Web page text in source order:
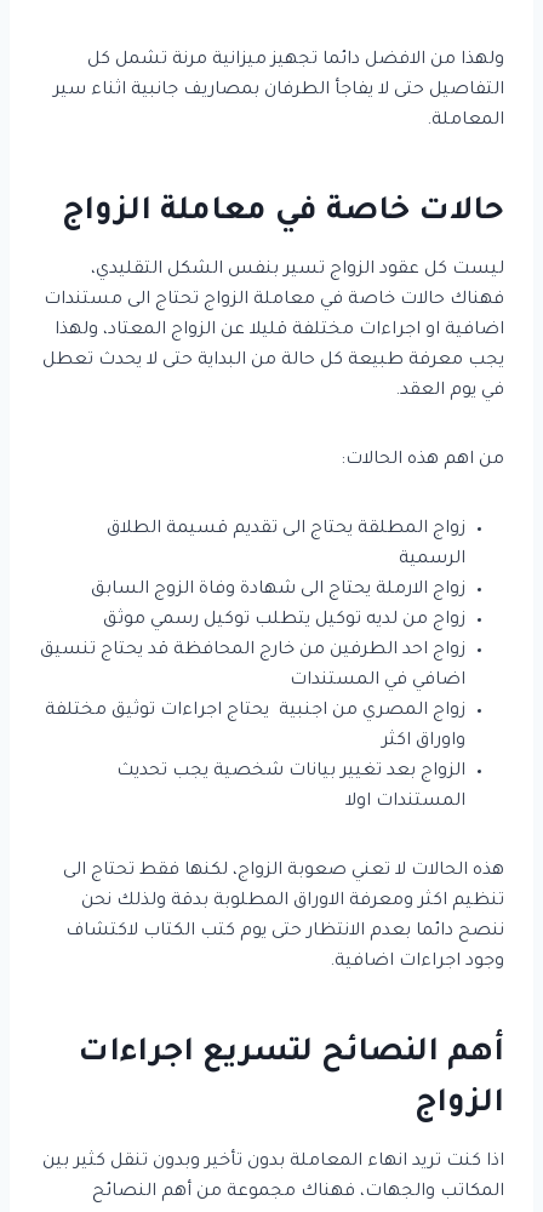
ولهذا من الافضل دائما تجهيز ميزانية مرنة تشمل كل
التفاصيل حتى لا يفاجأ الطرفان بمصاريف جانبية اثناء سير
المعاملة.
حالات خاصة في معاملة الزواج
ليست كل عقود الزواج تسير بنفس الشكل التقليدي،
فهناك حالات خاصة في معاملة الزواج تحتاج الى مستندات
اضافية او اجراءات مختلفة قليلا عن الزواج المعتاد، ولهذا
يجب معرفة طبيعة كل حالة من البداية حتى لا يحدث تعطل
في يوم العقد.
من اهم هذه الحالات:
زواج المطلقة يحتاج الى تقديم قسيمة الطلاق
الرسمية
زواج الارملة يحتاج الى شهادة وفاة الزوج السابق
زواج من لديه توكيل يتطلب توكيل رسمي موثق
زواج احد الطرفين من خارج المحافظة قد يحتاج تنسيق
اضافي في المستندات
زواج المصري من اجنبية يحتاج اجراءات توثيق مختلفة
واوراق اكثر
الزواج بعد تغيير بيانات شخصية يجب تحديث
المستندات اولا
هذه الحالات لا تعني صعوبة الزواج، لكنها فقط تحتاج الى
تنظيم اكثر ومعرفة الاوراق المطلوبة بدقة ولذلك نحن
ننصح دائما بعدم الانتظار حتى يوم كتب الكتاب لاكتشاف
وجود اجراءات اضافية.
أهم النصائح لتسريع اجراءات
الزواج
اذا كنت تريد انهاء المعاملة بدون تأخير وبدون تنقل كثير بين
المكاتب والجهات، فهناك مجموعة من أهم النصائح